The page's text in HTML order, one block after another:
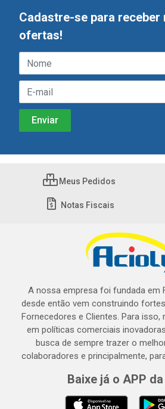
Cadastre-se para receber
ofertas!
Meus Pedidos
Notas Fiscais
A nossa empresa foi fundada em
desde então vem construindo
Fornecedores e Clientes. Para
em políticas comerciais
busca de sempre trazer o
colaboradores e principalmente,
Baixe já o APP